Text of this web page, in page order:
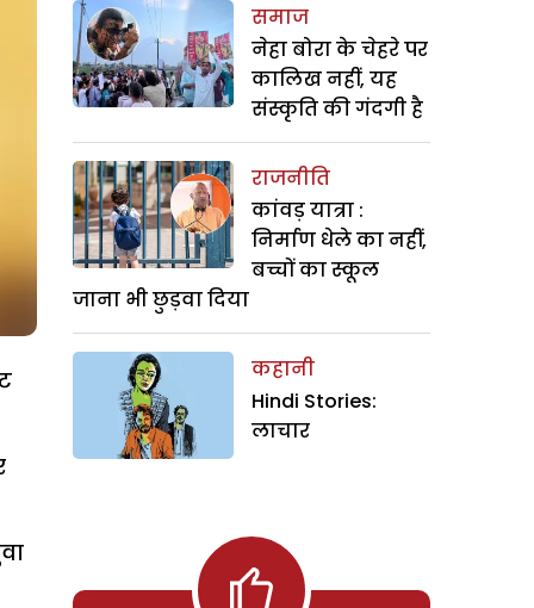
समाज
नेहा बोरा के चेहरे पर
कालिख नहीं, यह
संस्कृति की गंदगी है
राजनीति
कांवड़ यात्रा :
निर्माण धेले का नहीं,
बच्चों का स्कूल
जाना भी छुड़वा दिया
कहानी
Hindi Stories:
लाचार